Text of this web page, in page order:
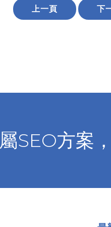
上一頁 下
SEO方案